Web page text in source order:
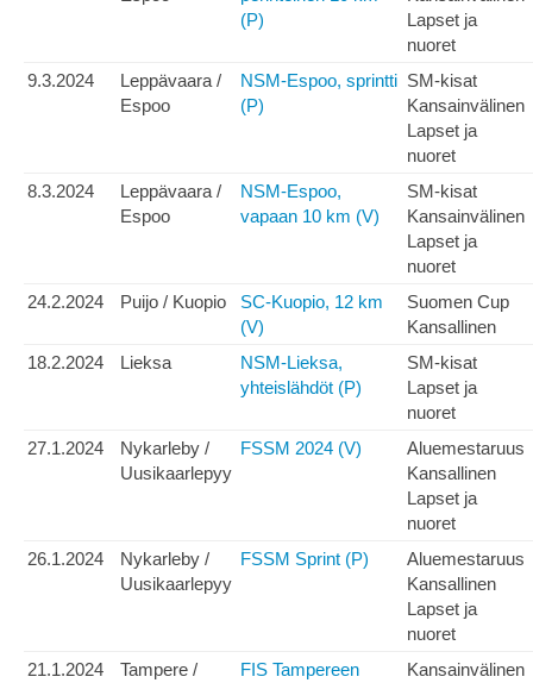
(P)
Lapset ja
nuoret
9.3.2024
Leppävaara /
Espoo
NSM-Espoo, sprintti
(P)
SM-kisat
Kansainvälinen
Lapset ja
nuoret
8.3.2024
Leppävaara /
Espoo
NSM-Espoo,
vapaan 10 km (V)
SM-kisat
Kansainvälinen
Lapset ja
nuoret
24.2.2024
Puijo / Kuopio
SC-Kuopio, 12 km
(V)
Suomen Cup
Kansallinen
18.2.2024
Lieksa
NSM-Lieksa,
yhteislähdöt (P)
SM-kisat
Lapset ja
nuoret
27.1.2024
Nykarleby /
Uusikaarlepyy
FSSM 2024 (V)
Aluemestaruus
Kansallinen
Lapset ja
nuoret
26.1.2024
Nykarleby /
Uusikaarlepyy
FSSM Sprint (P)
Aluemestaruus
Kansallinen
Lapset ja
nuoret
21.1.2024
Tampere /
FIS Tampereen
Kansainvälinen